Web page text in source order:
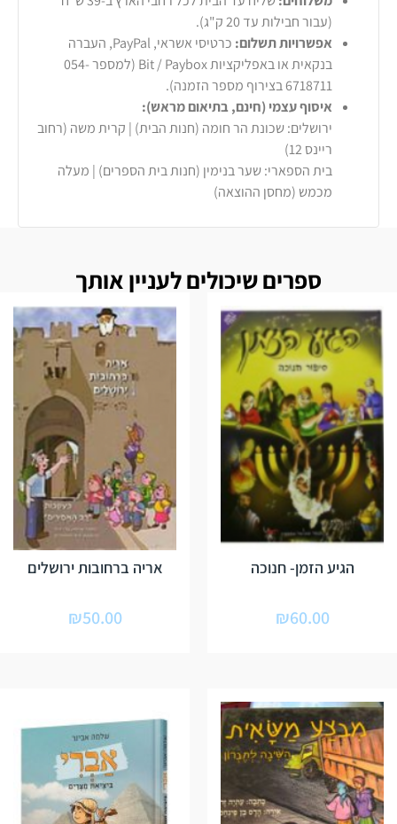
(עבור חבילות עד 20 ק"ג).
אפשרויות תשלום:
כרטיסי אשראי, PayPal, העברה
בנקאית או באפליקציות Bit / Paybox (למספר 054-
6718711 בצירוף מספר הזמנה).
איסוף עצמי (חינם, בתיאום מראש):
ירושלים: שכונת הר חומה (חנות הבית) | קרית משה (רחוב
ריינס 12)
בית הספארי: שער בנימין (חנות בית הספרים) | מעלה
מכמש (מחסן ההוצאה)
ספרים שיכולים לעניין אותך
הגיע הזמן- חנוכה
₪60.00
אריה ברחובות ירושלים
₪50.00